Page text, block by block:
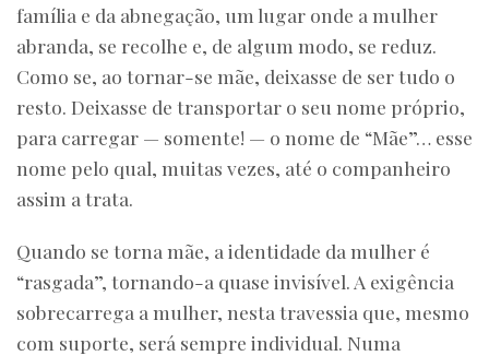
família e da abnegação, um lugar onde a mulher
abranda, se recolhe e, de algum modo, se reduz.
Como se, ao tornar-se mãe, deixasse de ser tudo o
resto. Deixasse de transportar o seu nome próprio,
para carregar — somente! — o nome de “Mãe”… esse
nome pelo qual, muitas vezes, até o companheiro
assim a trata.
Quando se torna mãe, a identidade da mulher é
“rasgada”, tornando-a quase invisível. A exigência
sobrecarrega a mulher, nesta travessia que, mesmo
com suporte, será sempre individual. Numa